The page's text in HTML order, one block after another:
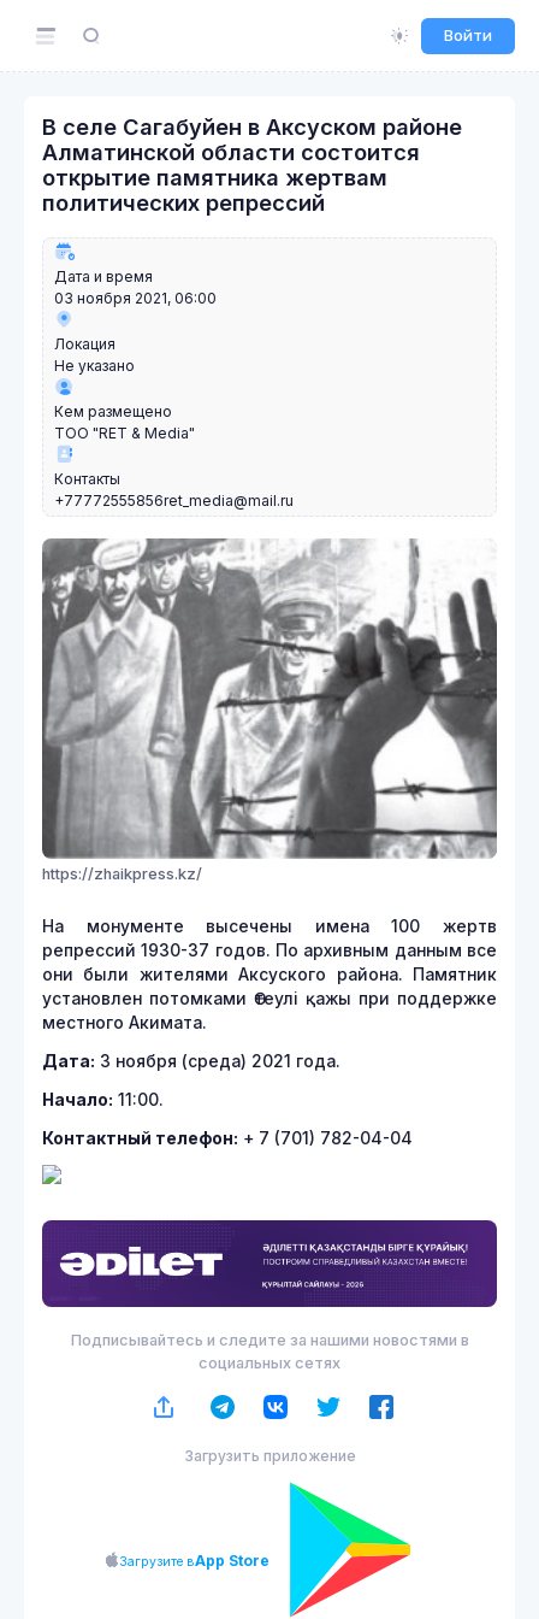
Войти
В селе Сагабуйен в Аксуском районе
Алматинской области состоится
открытие памятника жертвам
политических репрессий
Дата и время
03 ноября 2021, 06:00
Локация
Не указано
Кем размещено
ТОО "RET & Media"
Контакты
+77772555856ret_media@mail.ru
https://zhaikpress.kz/
На монументе высечены имена 100 жертв
репрессий 1930-37 годов. По архивным данным все
они были жителями Аксуского района. Памятник
установлен потомками Өтеулі қажы при поддержке
местного Акимата.
Дата: 3 ноября (среда) 2021 года.
Начало: 11:00.
Контактный телефон: + 7 (701) 782-04-04
Подписывайтесь и следите за нашими новостями в
социальных сетях
Загрузить приложение
Загрузите вApp Store